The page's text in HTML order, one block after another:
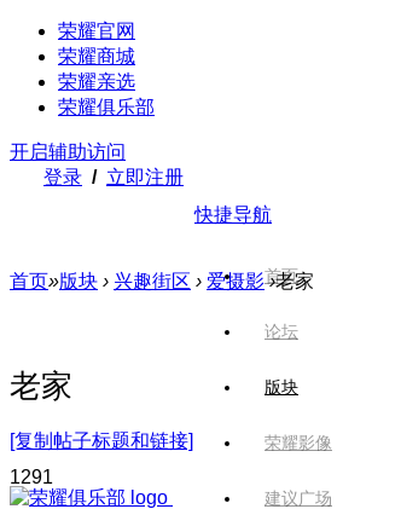
荣耀官网
荣耀商城
荣耀亲选
荣耀俱乐部
开启辅助访问
登录 / 立即注册
快捷导航
首页
论坛
版块
荣耀影像
建议广场
首页»版块 › 兴趣街区 › 爱摄影 ›老家
老家
[复制帖子标题和链接]
1291